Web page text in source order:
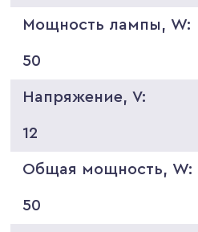
Мощность лампы, W:
50
Напряжение, V:
12
Общая мощность, W:
50